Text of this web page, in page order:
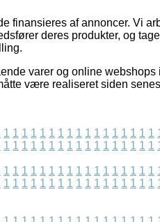
finansieres af annoncer. Vi
deres produkter, og
varer og online
være realiseret siden
1 1 1 1 1 1 1 1 1 1 1 1 1 1 1 1 1
1 1 1 1 1 1 1 1 1 1 1 1 1 1 1 1 1
1 1 1 1 1 1 1 1 1 1 1 1 1 1 1 1 1
1 1 1 1 1 1 1 1 1 1 1 1 1 1 1 1 1